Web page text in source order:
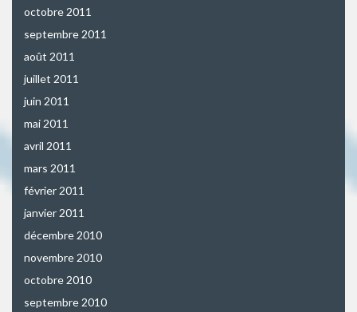
octobre 2011
septembre 2011
août 2011
juillet 2011
juin 2011
mai 2011
avril 2011
mars 2011
février 2011
janvier 2011
décembre 2010
novembre 2010
octobre 2010
septembre 2010